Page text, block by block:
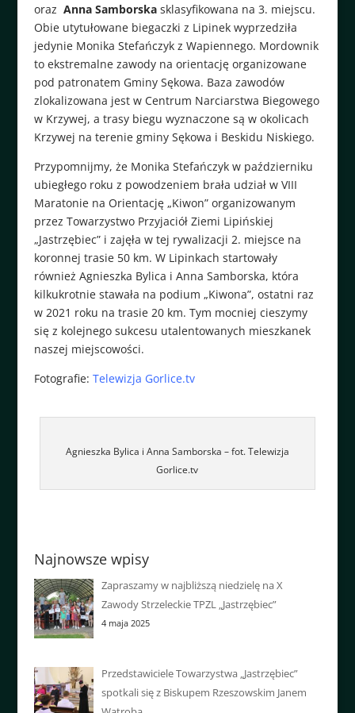
oraz Anna Samborskasklasyfikowana na 3. miejscu.
Obie utytułowane biegaczki z Lipinek wyprzedziła
jedynie Monika Stefańczyk z Wapiennego. Mordownik
to ekstremalne zawody na orientację organizowane
pod patronatem Gminy Sękowa. Baza zawodów
zlokalizowana jest w Centrum Narciarstwa Biegowego
w Krzywej, a trasy biegu wyznaczone są w okolicach
Krzywej na terenie gminy Sękowa i Beskidu Niskiego.
Przypomnijmy, że Monika Stefańczyk w październiku
ubiegłego roku z powodzeniem brała udział w VIII
Maratonie na Orientację „Kiwon” organizowanym
przez Towarzystwo Przyjaciół Ziemi Lipińskiej
„Jastrzębiec” i zajęła w tej rywalizacji 2. miejsce na
koronnej trasie 50 km. W Lipinkach startowały
również Agnieszka Bylica i Anna Samborska, która
kilkukrotnie stawała na podium „Kiwona”, ostatni raz
w 2021 roku na trasie 20 km. Tym mocniej cieszymy
się z kolejnego sukcesu utalentowanych mieszkanek
naszej miejscowości.
Fotografie: Telewizja Gorlice.tv
Agnieszka Bylica i Anna Samborska – fot. Telewizja
Gorlice.tv
Najnowsze wpisy
Zapraszamy w najbliższą niedzielę na X
Zawody Strzeleckie TPZL „Jastrzębiec”
4 maja 2025
Przedstawiciele Towarzystwa „Jastrzębiec”
spotkali się z Biskupem Rzeszowskim Janem